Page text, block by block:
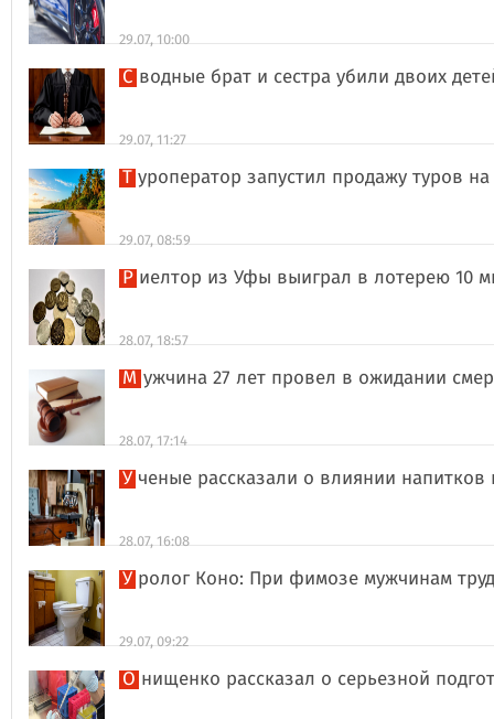
29.07, 10:00
Сводные брат и сестра убили двоих
29.07, 11:27
Туроператор запустил продажу туров
29.07, 08:59
Риелтор из Уфы выиграл в лотерею 10
28.07, 18:57
Мужчина 27 лет провел в ожидании
28.07, 17:14
Ученые рассказали о влиянии
28.07, 16:08
Уролог Коно: При фимозе мужчинам
29.07, 09:22
Онищенко рассказал о серьезной